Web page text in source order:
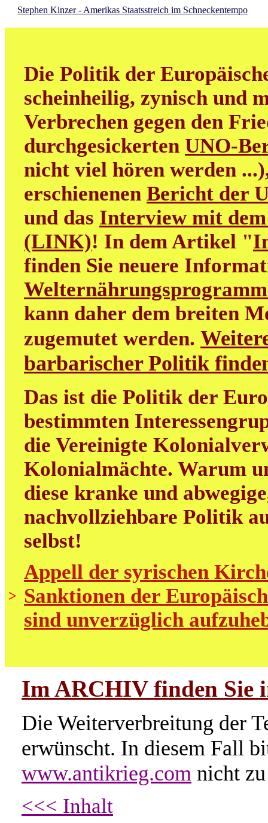
Stephen Kinzer - Amerikas Staatsstreich im Schneckentempo
Die Politik der
scheinheilig, zynisch und
Verbrechen gegen den
durchgesickerten UNO-
nicht viel hören werden
erschienenen Bericht der
und das Interview mit
(LINK)! In dem Artikel "
finden Sie neuere
kann daher dem breiten
zugemutet werden.
barbarischer Politik
Das ist die Politik der
bestimmten
die Vereinigte
Kolonialmächte. Warum
diese kranke und
nachvollziehbare Politik
selbst!
>
Appell der syrischen
Sanktionen der
sind unverzüglich
Im ARCHIV finden Sie
Die Weiterverbreitung der
erwünscht. In diesem Fall
www.antikrieg.com nicht
<<< Inhalt